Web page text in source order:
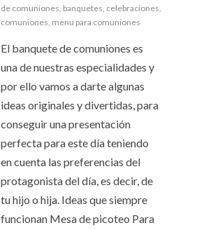
de comuniones, banquetes, celebraciones,
comuniones, menu para comuniones
El banquete de comuniones es
una de nuestras especialidades y
por ello vamos a darte algunas
ideas originales y divertidas, para
conseguir una presentación
perfecta para este día teniendo
en cuenta las preferencias del
protagonista del día, es decir, de
tu hijo o hija. Ideas que siempre
funcionan Mesa de picoteo Para